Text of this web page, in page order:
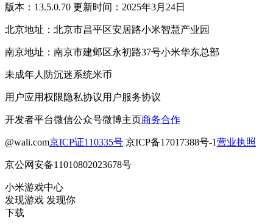
版本：13.5.0.70 更新时间：2025年3月24日
北京地址：北京市昌平区安居路小米智慧产业园
南京地址：南京市建邺区永初路37号小米华东总部
未成年人防沉迷系统米币
用户应用权限隐私协议用户服务协议
开发者平台微信公众号微博主页商务合作
@wali.com京ICP证110335号 京ICP备17017388号-1营业执照
京公网安备11010802023678号
小米游戏中心
发现游戏 发现你
下载